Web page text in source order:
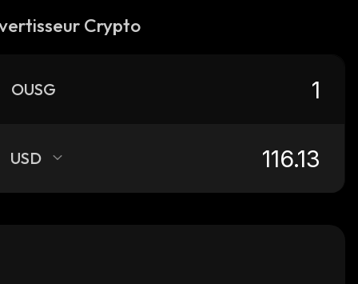
Crypto
OUSG
USD